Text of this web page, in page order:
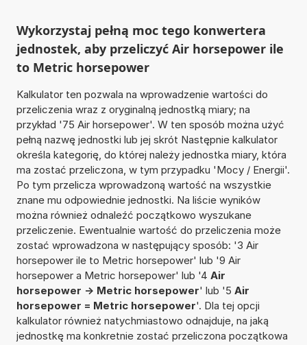
Wykorzystaj pełną moc tego konwertera
jednostek, aby przeliczyć Air horsepower ile
to Metric horsepower
Kalkulator ten pozwala na wprowadzenie wartości do
przeliczenia wraz z oryginalną jednostką miary; na
przykład '75 Air horsepower'. W ten sposób można użyć
pełną nazwę jednostki lub jej skrót Następnie kalkulator
określa kategorię, do której należy jednostka miary, która
ma zostać przeliczona, w tym przypadku 'Mocy / Energii'.
Po tym przelicza wprowadzoną wartość na wszystkie
znane mu odpowiednie jednostki. Na liście wyników
można również odnaleźć początkowo wyszukane
przeliczenie. Ewentualnie wartość do przeliczenia może
zostać wprowadzona w następujący sposób: '3 Air
horsepower ile to Metric horsepower' lub '9 Air
horsepower a Metric horsepower' lub '4 Air
horsepower -> Metric horsepower' lub '5 Air
horsepower = Metric horsepower'. Dla tej opcji
kalkulator również natychmiastowo odnajduje, na jaką
jednostkę ma konkretnie zostać przeliczona początkowa